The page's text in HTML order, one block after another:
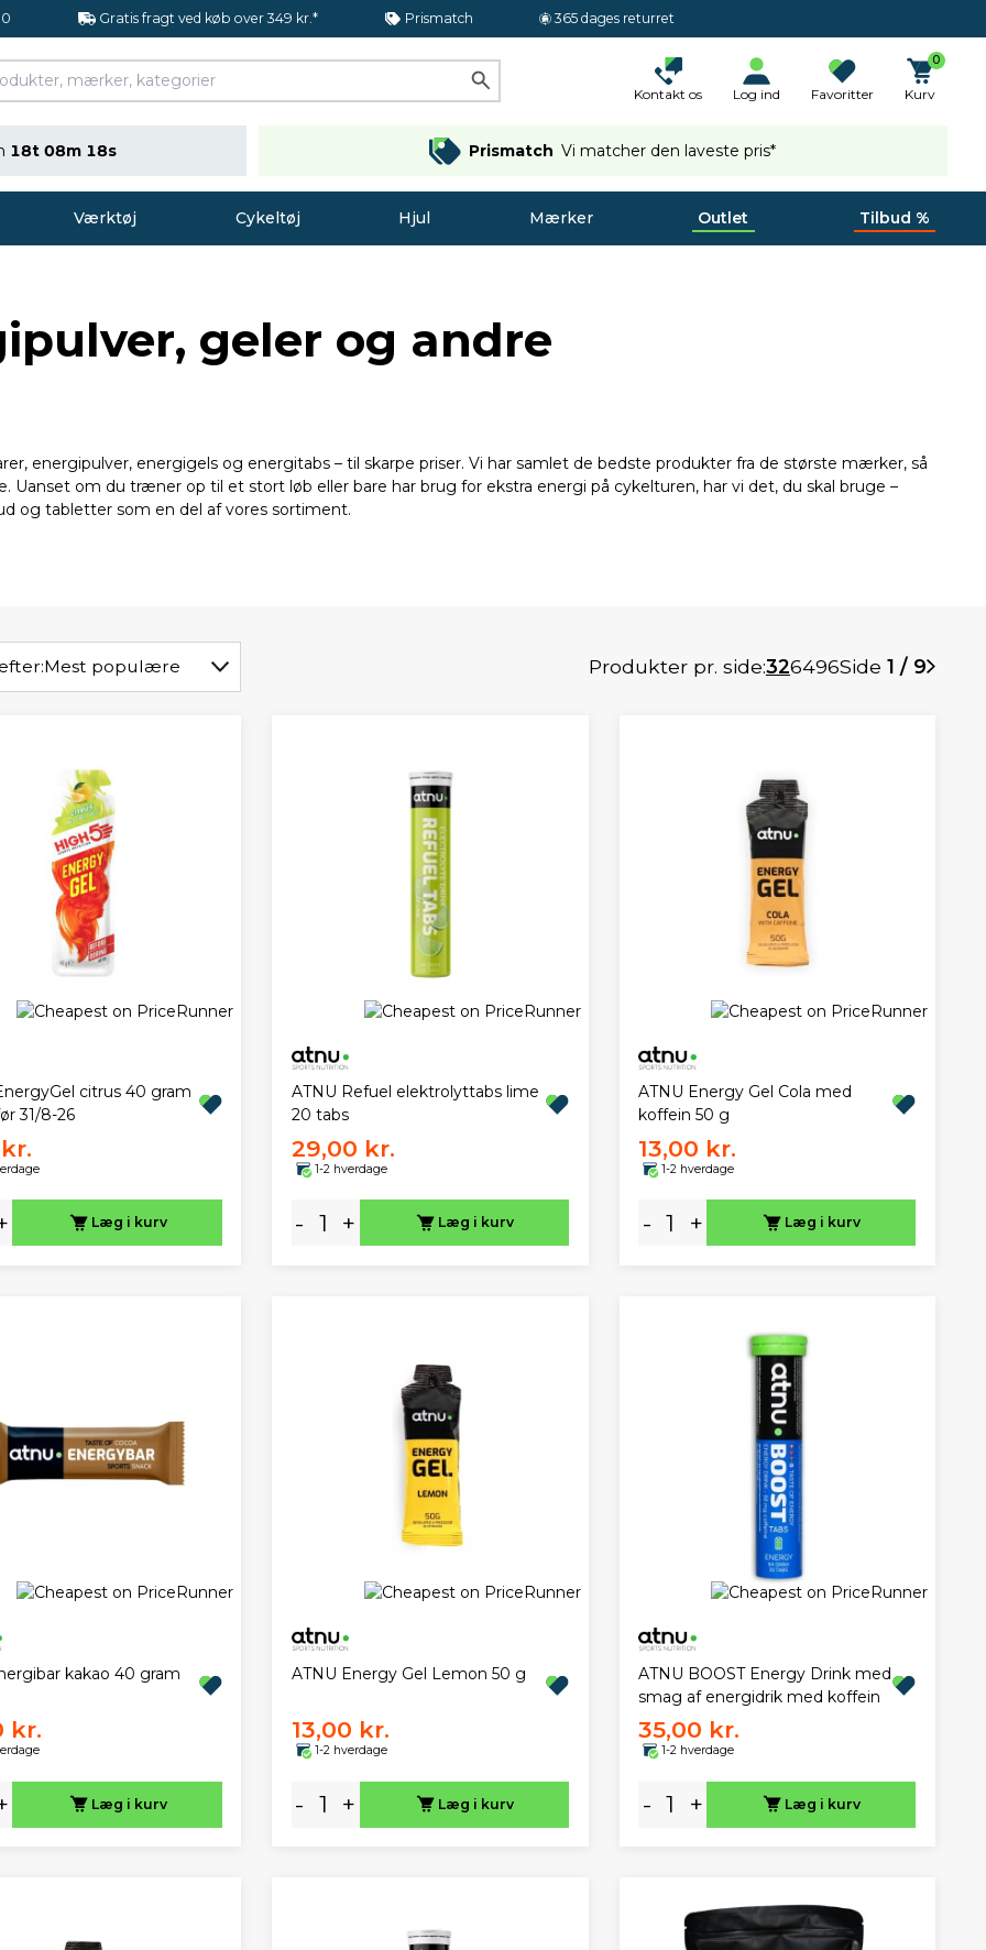
Gratis fragt ved køb over 349 kr.* Prismatch 365 dages returret
Kontakt os Log ind Favoritter
0
Kurv
18t 08m 17s Prismatch Vi matcher den laveste pris*
Værktøj Cykeltøj Hjul Mærker Outlet Tilbud %
geler og andre
energipulver, energigels og energitabs – til skarpe priser. Vi har samlet de bedste produkter fra de største mærker, så
om du træner op til et stort løb eller bare har brug for ekstra energi på cykelturen, har vi det, du skal bruge –
og tabletter som en del af vores sortiment.
Mest populære Produkter pr. side:326496Side 1 / 9
citrus 40 gram
31/8-26
Læg i kurv
ATNU Refuel elektrolyttabs lime
20 tabs
29,00 kr.
1-2 hverdage
- + Læg i kurv
ATNU Energy Gel Cola med
koffein 50 g
13,00 kr.
1-2 hverdage
- + Læg i kurv
kakao 40 gram
kr.
Læg i kurv
ATNU Energy Gel Lemon 50 g
13,00 kr.
1-2 hverdage
- + Læg i kurv
ATNU BOOST Energy Drink med
smag af energidrik med koffein
35,00 kr.
1-2 hverdage
- + Læg i kurv